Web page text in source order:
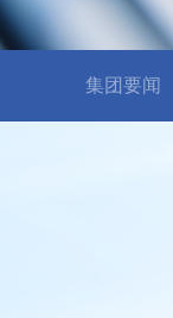
集团要闻